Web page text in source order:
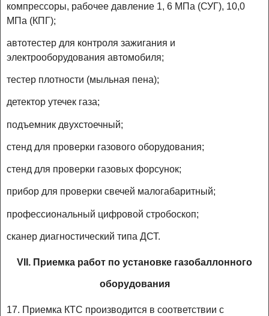
компрессоры, рабочее давление 1, 6 МПа (СУГ), 10,0
МПа (КПГ);
автотестер для контроля зажигания и
электрооборудования автомобиля;
тестер плотности (мыльная пена);
детектор утечек газа;
подъемник двухстоечный;
стенд для проверки газового оборудования;
стенд для проверки газовых форсунок;
прибор для проверки свечей малогабаритный;
профессиональный цифровой стробоскоп;
сканер диагностический типа ДСТ.
VII. Приемка работ по установке газобаллонного
оборудования
17. Приемка КТС производится в соответствии с